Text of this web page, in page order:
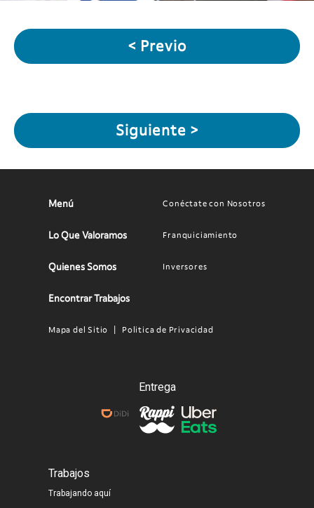
< Previo
Siguiente >
Main
Menú
Lo Que Valoramos
Quienes Somos
Encontrar Trabajos
Footer
Conéctate con Nosotros
Franquiciamiento
Inversores
Mapa del Sitio Politica de Privacidad
Trabajos
Trabajando aquí
Entrega